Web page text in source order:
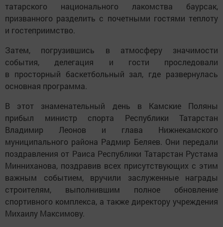
татарского национального лакомства баурсак,
призванного разделить с почетными гостями теплоту
и гостеприимство.
Затем, погрузившись в атмосферу значимости
события, делегация и гости проследовали
в просторный баскетбольный зал, где развернулась
основная программа.
В этот знаменательный день в Камские Поляны
прибыл министр спорта Республики Татарстан
Владимир Леонов и глава Нижнекамского
муниципального района Радмир Беляев. Они передали
поздравления от Раиса Республики Татарстан Рустама
Минниханова, поздравив всех присутствующих с этим
важным событием, вручили заслуженные награды
строителям, выполнившим полное обновление
спортивного комплекса, а также директору учреждения
Михаилу Максимову.